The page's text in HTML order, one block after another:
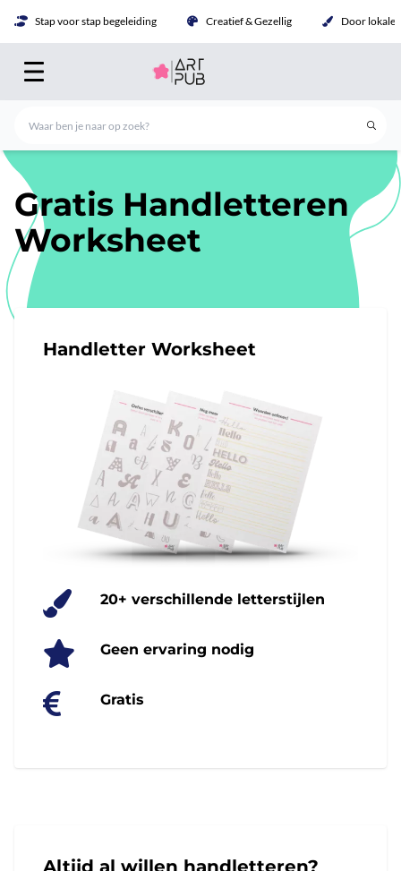
Stap voor stap begeleiding Creatief & Gezellig Door lokale
Gratis Handletteren
Worksheet
Handletter Worksheet
20+ verschillende letterstijlen
Geen ervaring nodig
Gratis